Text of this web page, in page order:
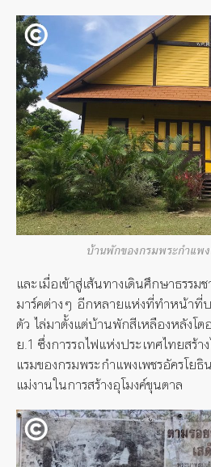
บ้านพักของกรมพระกำแพ
และเมื่อเข้าสู่เส้นทางเดินศึกษาธรร
มาร์คต่างๆ อีกหลายแห่งที่ทำหน้าที่บ
ตัว ไล่มาตั้งแต่บ้านพักสีเหลืองหลังโ
ย.1 ซึ่งการรถไฟแห่งประเทศไทยสร้
แรมของกรมพระกำแพงเพชรอัครโยธิ
แม่งานในการสร้างอุโมงค์ขุนตาล